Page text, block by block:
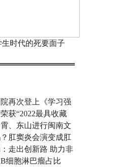
生时代的死要面子
再次登上《学习强
获“2022最具收藏
、东山进行闽南文
肛窦炎会演变成肛
走出创新路 助力非
细胞淋巴瘤占比